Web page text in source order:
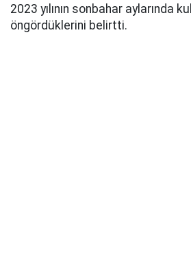
2023 yılının sonbahar aylarında
öngördüklerini belirtti.